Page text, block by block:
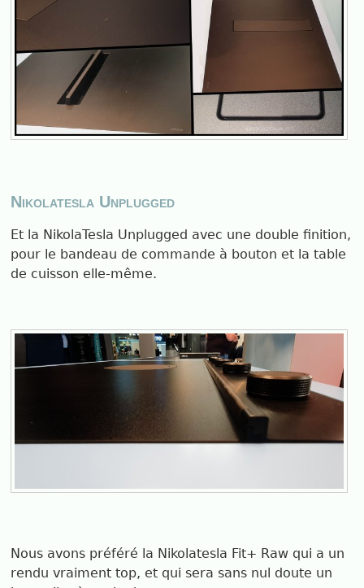
Nikolatesla Unplugged
Et la NikolaTesla Unplugged avec une double finition,
pour le bandeau de commande à bouton et la table
de cuisson elle-même.
Nous avons préféré la Nikolatesla Fit+ Raw qui a un
rendu vraiment top, et qui sera sans nul doute un